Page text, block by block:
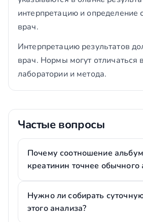
интерпретацию и определение
врач.
Интерпретацию результатов
врач. Нормы могут отличаться
лаборатории и метода.
Частые вопросы
Почему соотношение
креатинин точнее обычного
Нужно ли собирать
этого анализа?